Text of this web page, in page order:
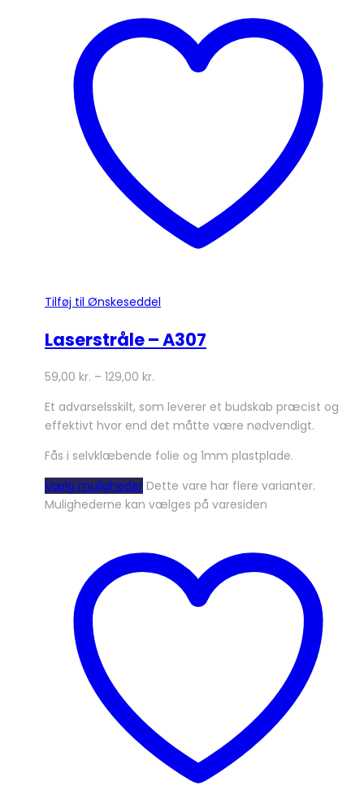
Tilføj til Ønskeseddel
Laserstråle – A307
59,00 kr. – 129,00 kr.
Et advarselsskilt, som leverer et budskab præcist og
effektivt hvor end det måtte være nødvendigt.
Fås i selvklæbende folie og 1mm plastplade.
Vælg muligheder Dette vare har flere varianter.
Mulighederne kan vælges på varesiden